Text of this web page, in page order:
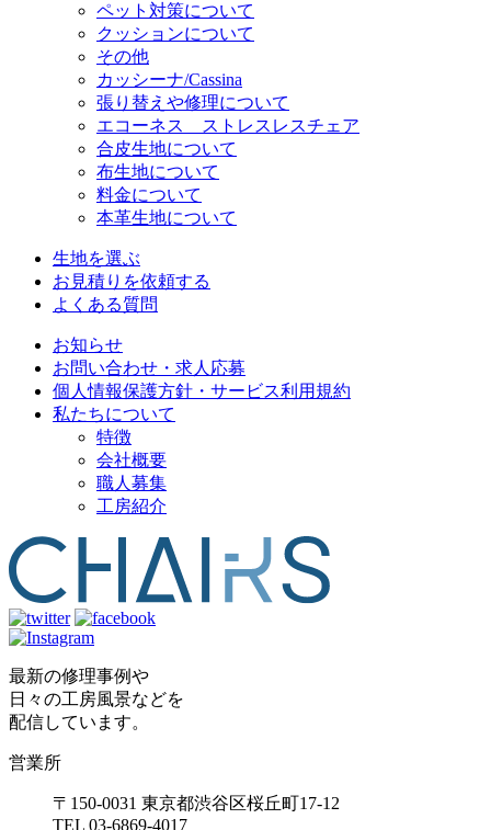
ペット対策について
クッションについて
その他
カッシーナ/Cassina
張り替えや修理について
エコーネス ストレスレスチェア
合皮生地について
布生地について
料金について
本革生地について
生地を選ぶ
お見積りを依頼する
よくある質問
お知らせ
お問い合わせ・求人応募
個人情報保護方針・サービス利用規約
私たちについて
特徴
会社概要
職人募集
工房紹介
最新の修理事例や
日々の工房風景などを
配信しています。
営業所
〒150-0031 東京都渋谷区桜丘町17-12
TEL 03-6869-4017